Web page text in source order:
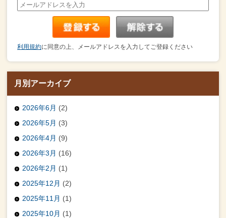
利用規約に同意の上、メールアドレスを入力してご登録ください
月別アーカイブ
2026年6月 (2)
2026年5月 (3)
2026年4月 (9)
2026年3月 (16)
2026年2月 (1)
2025年12月 (2)
2025年11月 (1)
2025年10月 (1)